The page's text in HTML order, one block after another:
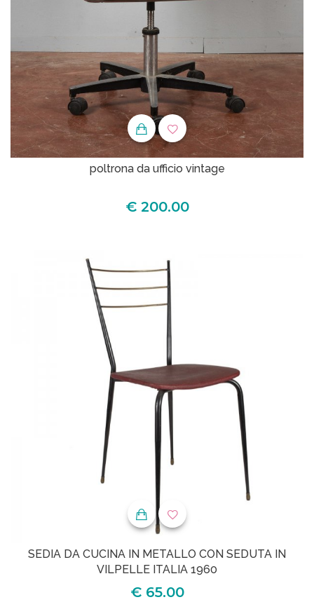
poltrona da ufficio vintage
€ 200.00
SEDIA DA CUCINA IN METALLO CON SEDUTA IN
VILPELLE ITALIA 1960
€ 65.00